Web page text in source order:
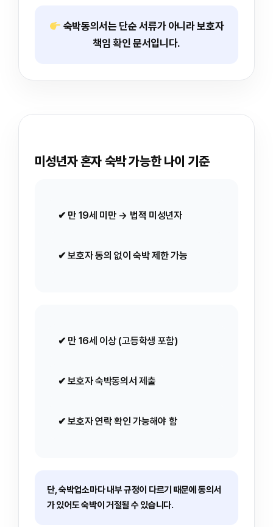
숙박동의서는 단순 서류가 아니라보호자
책임 확인 문서 입니다.
미성년자 혼자 숙박 가능한 나이 기준
✔ 만 19세 미만 → 법적 미성년자
✔ 보호자 동의 없이 숙박 제한 가능
✔ 만 16세 이상 (고등학생 포함)
✔ 보호자 숙박동의서 제출
✔ 보호자 연락 확인 가능해야 함
단, 숙박업소마다 내부 규정이 다르기 때문에 동의서
가 있어도 숙박이 거절될 수 있습니다.